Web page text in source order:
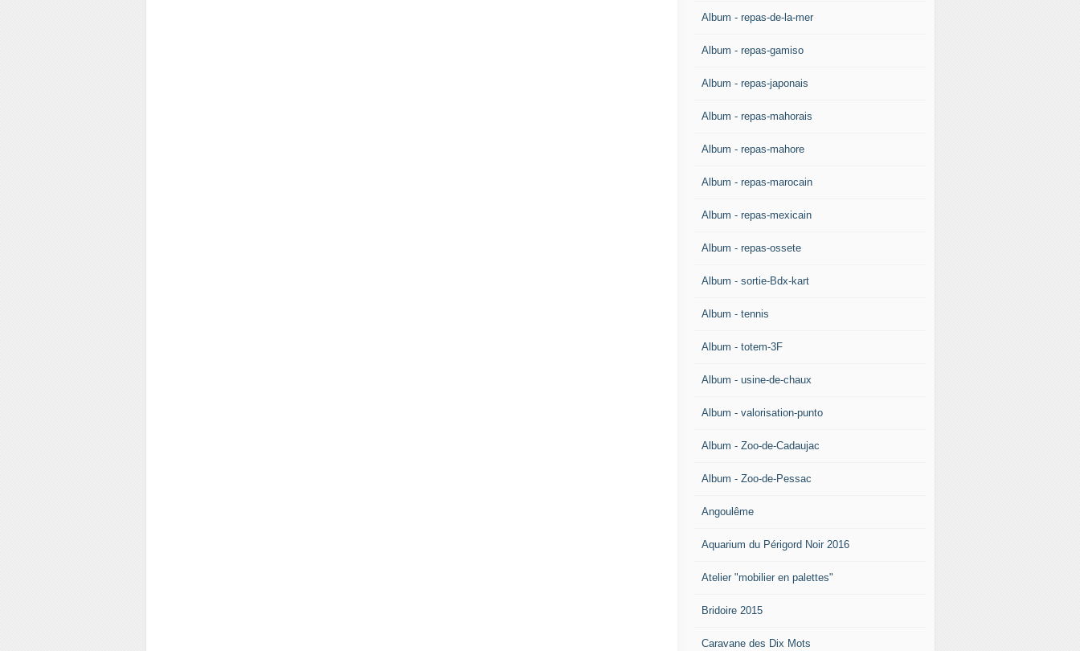
Album - repas-de-la-mer
Album - repas-gamiso
Album - repas-japonais
Album - repas-mahorais
Album - repas-mahore
Album - repas-marocain
Album - repas-mexicain
Album - repas-ossete
Album - sortie-Bdx-kart
Album - tennis
Album - totem-3F
Album - usine-de-chaux
Album - valorisation-punto
Album - Zoo-de-Cadaujac
Album - Zoo-de-Pessac
Angoulême
Aquarium du Périgord Noir 2016
Atelier "mobilier en palettes"
Bridoire 2015
Caravane des Dix Mots